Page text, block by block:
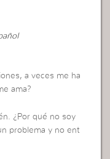
a veces me ha
ama?
¿Por qué no soy
problema y no ent